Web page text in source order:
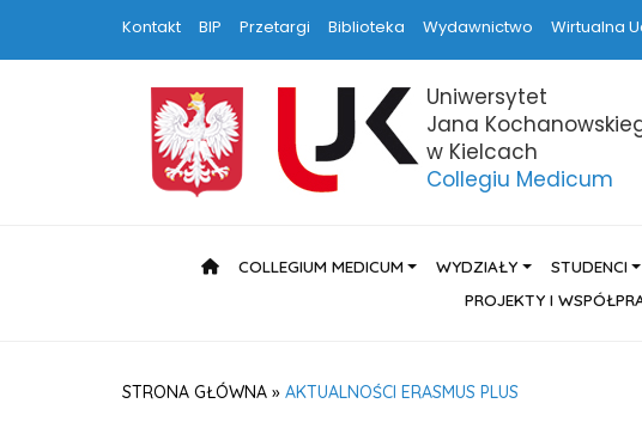
Kontakt BIP Przetargi Biblioteka Wydawnictwo Wirtualna
Uniwersytet
Jana
w Kielcach
Collegiu Medicum
HOMECOLLEGIUM MEDICUM WYDZIAŁY STUDENCI
PROJEKTY I
STRONA GŁÓWNA » AKTUALNOŚCI ERASMUS PLUS